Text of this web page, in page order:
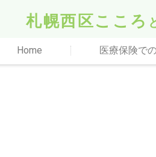
札幌西区こころ
Home 医療保険で